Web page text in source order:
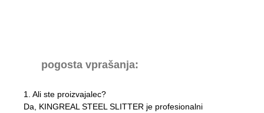
pogosta vprašanja:
1. Ali ste proizvajalec?
Da, KINGREAL STEEL SLITTER je profesionalni